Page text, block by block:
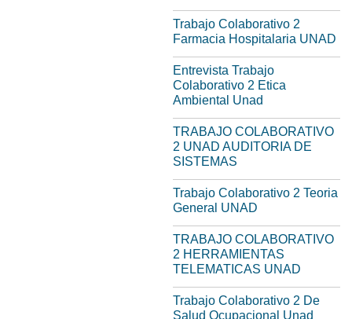
Trabajo Colaborativo 2
Farmacia Hospitalaria UNAD
Entrevista Trabajo
Colaborativo 2 Etica
Ambiental Unad
TRABAJO COLABORATIVO
2 UNAD AUDITORIA DE
SISTEMAS
Trabajo Colaborativo 2 Teoria
General UNAD
TRABAJO COLABORATIVO
2 HERRAMIENTAS
TELEMATICAS UNAD
Trabajo Colaborativo 2 De
Salud Ocupacional Unad